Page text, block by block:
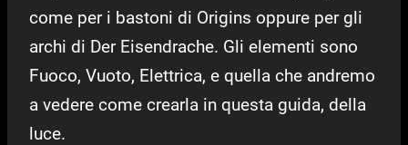
come per i bastoni di Origins oppure per gli
archi di Der Eisendrache. Gli elementi sono
Fuoco, Vuoto, Elettrica, e quella che andremo
a vedere come crearla in questa guida, della
luce.